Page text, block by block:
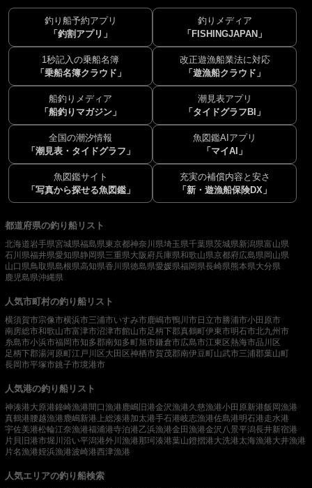
釣り船予約アプリ
「釣割アプリ」
釣りメディア
「FISHINGJAPAN」
1秒記入の乗船名簿
「乗船名簿クラウド」
改正遊漁船業法に対応
「遊漁船クラウド」
船釣りメディア
「船釣りマガジン」
潮見表アプリ
「タイドグラフBI」
全国の潮汐情報
「潮見表・タイドグラフ」
魚図鑑AIアプリ
「マイAI」
魚図鑑サイト
「写真から探せる魚図鑑」
充実の補償内容と安さ
「新・遊漁船保険DX」
都道府県の釣り船リスト
北海道岩手県宮城県福島県東京都神奈川県埼玉県千葉県茨城県新潟県富山県
石川県福井県愛知県静岡県三重県大阪府兵庫県和歌山県京都府広島県岡山県
山口県鳥取県島根県高知県香川県徳島県愛媛県福岡県長崎県熊本県大分県
鹿児島県沖縄県
人気市町村の釣り船リスト
横須賀市宗像市横浜市三浦市いすみ市鹿嶋市鴨川市日立市勝浦市小田原市
南房総市和歌山市富津市沼津市館山市足柄下郡真鶴町伊東市明石市北九州市
糸島市小浜市福岡市知多郡南知多町旭市鎌倉市広島市江東区熱海市品川区
足柄下郡湯河原町江戸川区大田区神栖市賀茂郡南伊豆町山武市三浦郡葉山町
長岡市平塚市銚子市境港市
人気港の釣り船リスト
神湊港大原港鐘崎漁港間口漁港鹿嶋旧港金沢漁港久慈漁港小田原新港飯岡漁港
真鶴港腰越漁港鹿嶋新港 上総湊港加太港手石港岐志漁港佐島港明石港走水港
宇佐美港松輪江奈漁港福浦港寺泊港乙浜漁港金田漁港金沢八景平潟長井新宿港
片貝旧港市堀川沿い平潟港外川漁港那珂湊港葉山鐙摺港大洗港太海漁港大井漁港
片名漁港姪浜漁港波崎港西津漁港
人気エリアの釣り船検索